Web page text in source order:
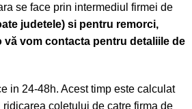
se face prin intermediul firmei de
judetele) si pentru remorci,
vă vom contacta pentru detaliile de
in 24-48h. Acest timp este calculat
coletului de catre firma de